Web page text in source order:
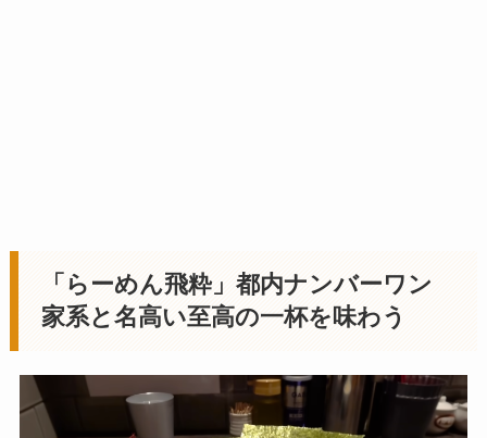
「らーめん飛粋」都内ナンバーワン
家系と名高い至高の一杯を味わう